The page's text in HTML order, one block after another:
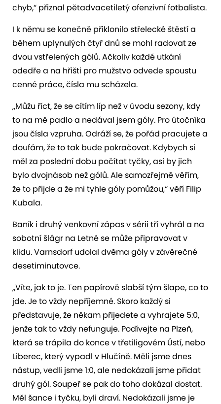
chyb,“ přiznal pětadvacetiletý ofenzivní fotbalista.
I k němu se konečně přiklonilo střelecké štěstí a
během uplynulých čtyř dnů se mohl radovat ze
dvou vstřelených gólů. Ačkoliv každé utkání
odedře a na hřišti pro mužstvo odvede spoustu
cenné práce, čísla mu scházela.
„Můžu říct, že se cítím líp než v úvodu sezony, kdy
to na mě padlo a nedával jsem góly. Pro útočníka
jsou čísla vzpruha. Odráží se, že pořád pracujete a
doufám, že to tak bude pokračovat. Kdybych si
měl za poslední dobu počítat tyčky, asi by jich
bylo dvojnásob než gólů. Ale samozřejmě věřím,
že to přijde a že mi tyhle góly pomůžou,“ věří Filip
Kubala.
Baník i druhý venkovní zápas v sérii tří vyhrál a na
sobotní šlágr na Letné se může připravovat v
klidu. Varnsdorf udolal dvěma góly v závěrečné
desetiminutovce.
„Víte, jak to je. Ten papírově slabší tým šlape, co to
jde. Je to vždy nepříjemné. Skoro každý si
představuje, že někam přijedete a vyhrajete 5:0,
jenže tak to vždy nefunguje. Podívejte na Plzeň,
která se trápila do konce v třetiligovém Ústí, nebo
Liberec, který vypadl v Hlučíně. Měli jsme dnes
nástup, vedli jsme 1:0, ale nedokázali jsme přidat
druhý gól. Soupeř se pak do toho dokázal dostat.
Měl šance i tyčku, byli draví. Nedokázali jsme je